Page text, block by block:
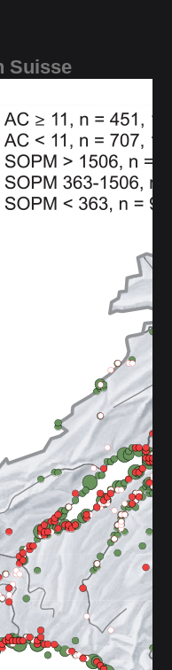
Suisse